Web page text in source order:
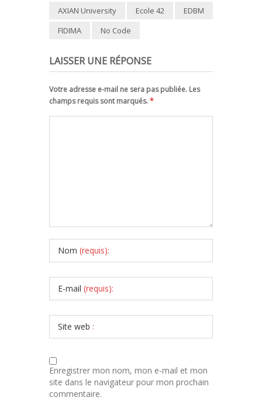
AXIAN University
Ecole 42
EDBM
FIDIMA
No Code
LAISSER UNE RÉPONSE
Votre adresse e-mail ne sera pas publiée. Les
champs requis sont marqués.*
Nom (requis):
E-mail (requis):
Site web :
Enregistrer mon nom, mon e-mail et mon
site dans le navigateur pour mon prochain
commentaire.